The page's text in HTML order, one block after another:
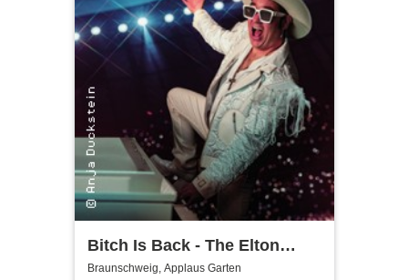
Bitch Is Back - The Elton
John Show
Braunschweig, Applaus Garten